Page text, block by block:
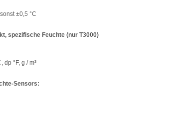
±0,5 °C
spezifische Feuchte (nur T3000)
°F, g / m³
Sensors: